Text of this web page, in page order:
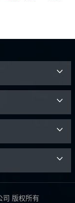
版权所有